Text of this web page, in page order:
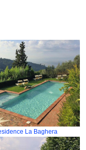
La Baghera